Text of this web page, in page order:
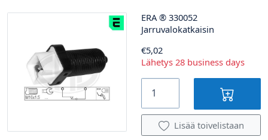
ERA ® 330052
Jarruvalokatkaisin
€5,02
Lähetys 28 business days
Lisää toivelistaan